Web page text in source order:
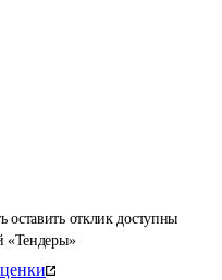
отклик доступны
«Тендеры»